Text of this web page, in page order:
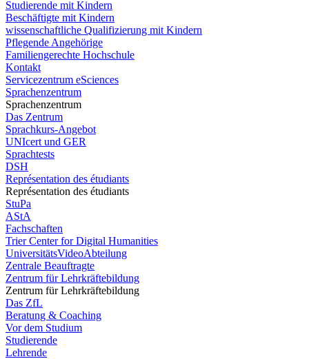
Studierende mit Kindern
Beschäftigte mit Kindern
wissenschaftliche Qualifizierung mit Kindern
Pflegende Angehörige
Familiengerechte Hochschule
Kontakt
Servicezentrum eSciences
Sprachenzentrum
Sprachenzentrum
Das Zentrum
Sprachkurs-Angebot
UNIcert und GER
Sprachtests
DSH
Représentation des étudiants
Représentation des étudiants
StuPa
AStA
Fachschaften
Trier Center for Digital Humanities
UniversitätsVideoAbteilung
Zentrale Beauftragte
Zentrum für Lehrkräftebildung
Zentrum für Lehrkräftebildung
Das ZfL
Beratung & Coaching
Vor dem Studium
Studierende
Lehrende